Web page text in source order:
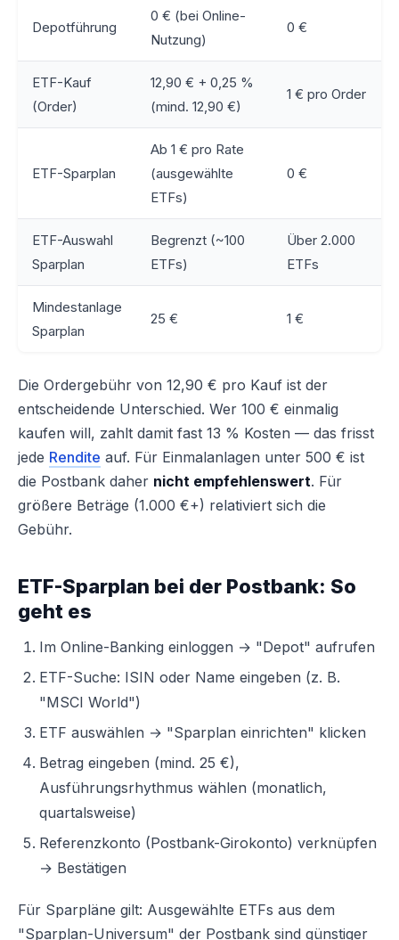
Depotführung
0 € (bei Online-
Nutzung)
0 €
ETF-Kauf
(Order)
12,90 € + 0,25 %
(mind. 12,90 €)
1 € pro Order
ETF-Sparplan
Ab 1 € pro Rate
(ausgewählte
ETFs)
0 €
ETF-Auswahl
Sparplan
Begrenzt (~100
ETFs)
Über 2.000
ETFs
Mindestanlage
Sparplan
25 € 1 €
Die Ordergebühr von 12,90 € pro Kauf ist der
entscheidende Unterschied. Wer 100 € einmalig
kaufen will, zahlt damit fast 13 % Kosten — das frisst
jede Rendite auf. Für Einmalanlagen unter 500 € ist
die Postbank daher nicht empfehlenswert. Für
größere Beträge (1.000 €+) relativiert sich die
Gebühr.
ETF-Sparplan bei der Postbank: So
geht es
Im Online-Banking einloggen → "Depot" aufrufen
ETF-Suche: ISIN oder Name eingeben (z. B.
"MSCI World")
ETF auswählen → "Sparplan einrichten" klicken
Betrag eingeben (mind. 25 €),
Ausführungsrhythmus wählen (monatlich,
quartalsweise)
Referenzkonto (Postbank-Girokonto) verknüpfen
→ Bestätigen
Für Sparpläne gilt: Ausgewählte ETFs aus dem
"Sparplan-Universum" der Postbank sind günstiger